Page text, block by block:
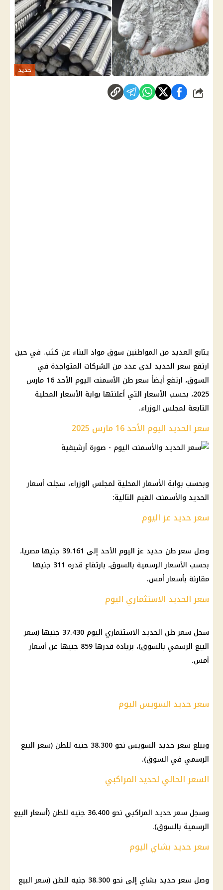
حديد
شارك
يتابع العديد من المواطنين سوق مواد البناء عن كثب. في حين
ارتفع سعر الحديد لدى عدد من الشركات المتواجدة في
السوق، ارتفع أيضاً سعر طن الأسمنت اليوم الأحد 16 مارس
2025، بحسب الأسعار التي أعلنتها بوابة الأسعار المحلية
التابعة لمجلس الوزراء.
سعر الحديد اليوم الأحد 16 مارس 2025
وبحسب بوابة الأسعار المحلية لمجلس الوزراء، سجلت أسعار
الحديد والأسمنت القيم التالية:
سعر حديد عز اليوم
وصل سعر طن حديد عز اليوم الأحد إلى 39.161 جنيها مصريا،
بحسب الأسعار الرسمية بالسوق، بارتفاع قدره 311 جنيها
مقارنة بأسعار أمس.
سعر الحديد الاستثماري اليوم
سجل سعر طن الحديد الاستثماري اليوم 37.430 جنيها (سعر
البيع الرسمي بالسوق)، بزيادة قدرها 859 جنيها عن أسعار
أمس.
سعر حديد السويس اليوم
ويبلغ سعر حديد السويس نحو 38.300 جنيه للطن (سعر البيع
الرسمي في السوق).
السعر الحالي لحديد المراكبي
وسجل سعر حديد المراكبي نحو 36.400 جنيه للطن (أسعار البيع
الرسمية بالسوق).
سعر حديد بشاي اليوم
وصل سعر حديد بشاي إلى نحو 38.300 جنيه للطن (سعر البيع